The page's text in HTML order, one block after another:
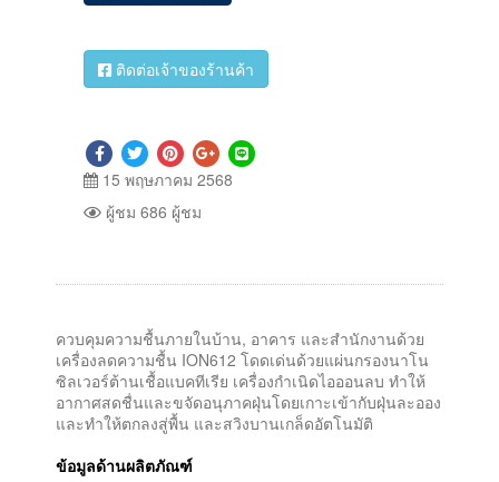
ติดต่อเจ้าของร้านค้า
15 พฤษภาคม 2568
ผู้ชม 686 ผู้ชม
ควบคุมความชื้นภายในบ้าน, อาคาร และสำนักงานด้วย
เครื่องลดความชื้น ION612 โดดเด่นด้วยแผ่นกรองนาโน
ซิลเวอร์ต้านเชื้อแบคทีเรีย เครื่องกำเนิดไอออนลบ ทำให้
อากาศสดชื่นและขจัดอนุภาคฝุ่นโดยเกาะเข้ากับฝุ่นละออง
และทำให้ตกลงสู่พื้น และสวิงบานเกล็ดอัตโนมัติ
ข้อมูลด้านผลิตภัณฑ์